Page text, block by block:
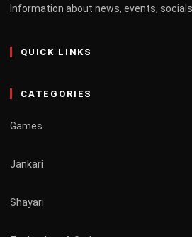
Information about news, events,
QUICK LINKS
CATEGORIES
Games
Jankari
Shayari